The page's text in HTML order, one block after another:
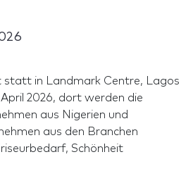
statt in Landmark Centre, Lagos
2026, dort werden die
aus Nigerien und
aus den Branchen
Schönheit